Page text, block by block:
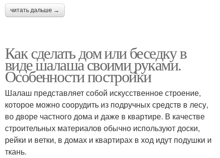
читать дальше →
Как сделать дом или беседку в
виде шалаша своими руками.
Особенности постройки
Шалаш представляет собой искусственное строение,
которое можно соорудить из подручных средств в лесу,
во дворе частного дома и даже в квартире. В качестве
строительных материалов обычно используют доски,
рейки и ветки, в домах и квартирах в ход идут подушки и
ткань.